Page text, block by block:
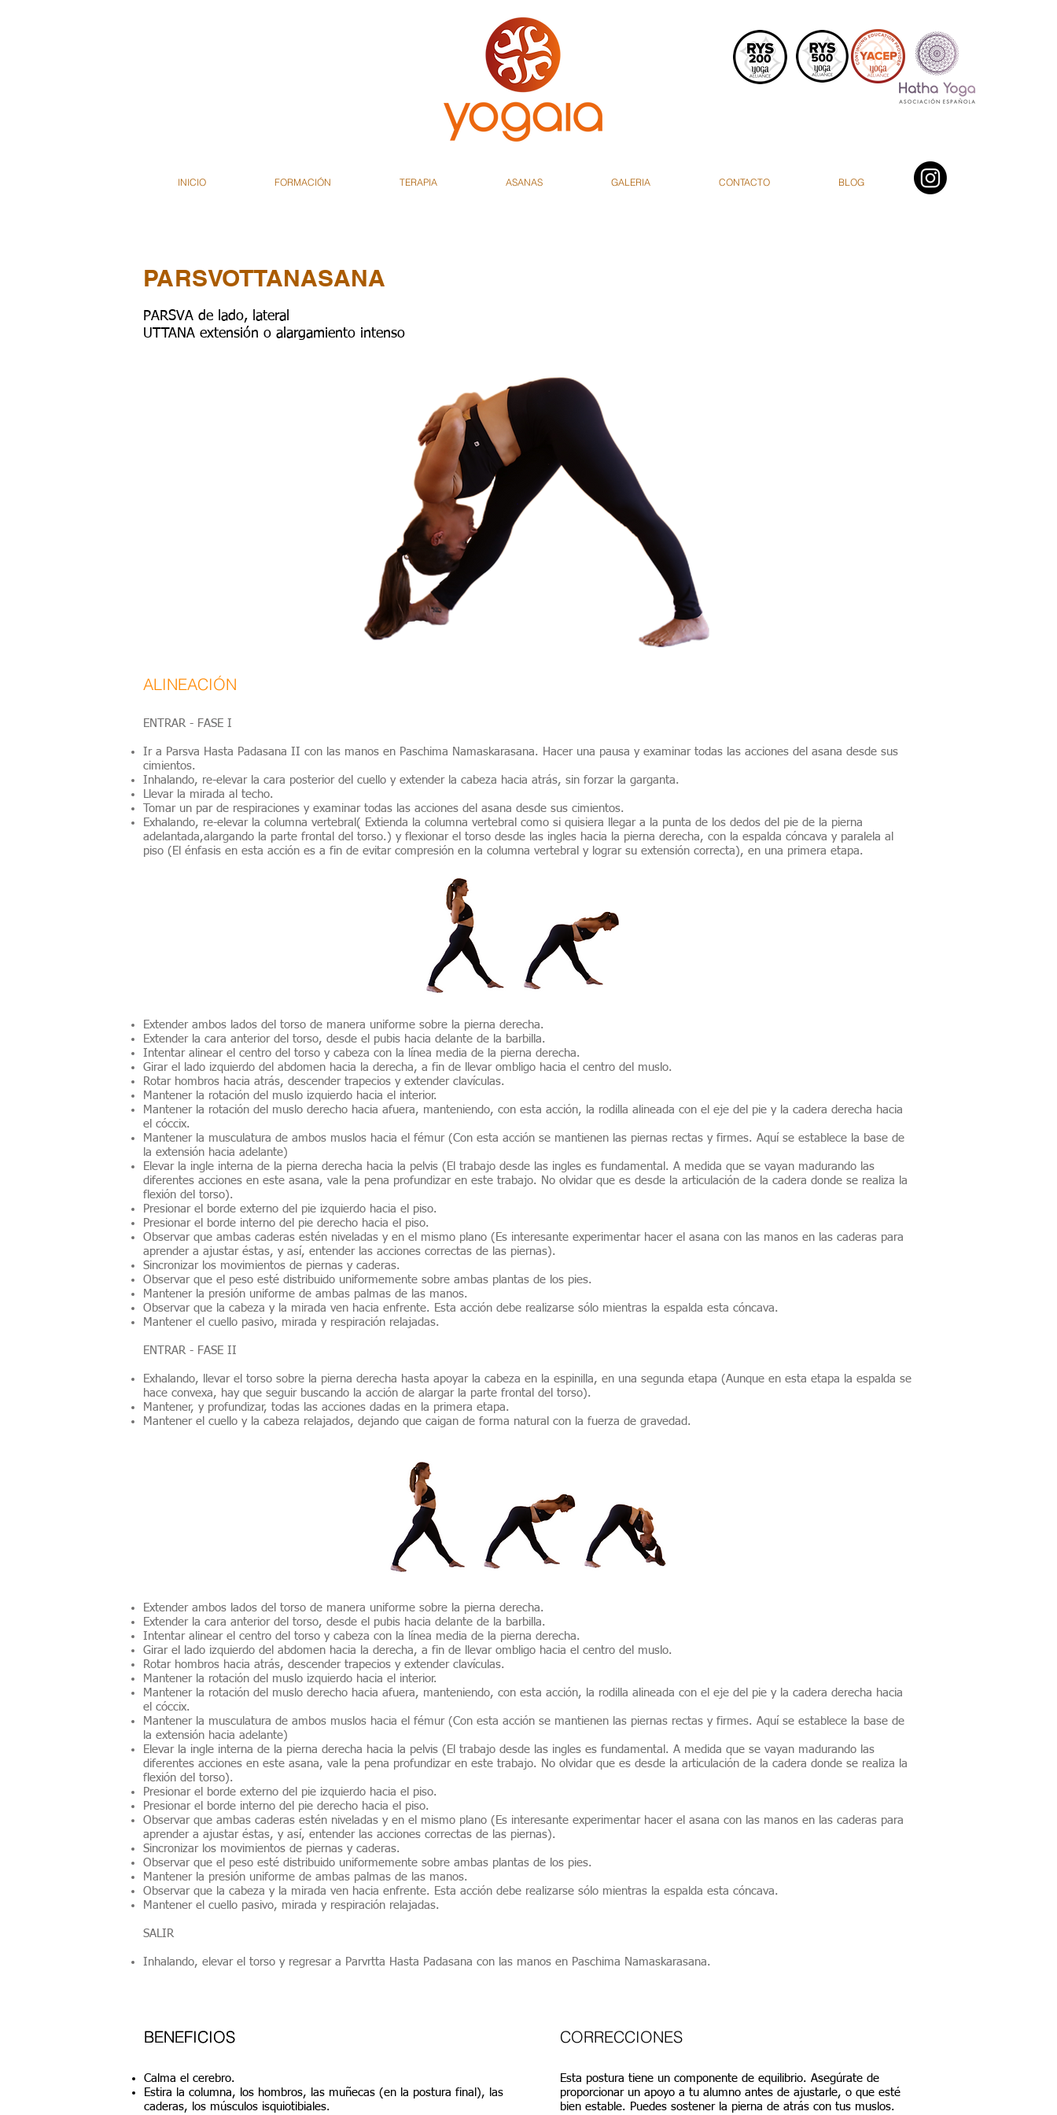
INICIO FORMACIÓN TERAPIA ASANAS GALERIA CONTACTO BLOG
PARSVOTTANASANA
PARSVA de lado, lateral
UTTANA extensión o alargamiento intenso
ALINEACIÓN
ENTRAR - FASE I
Ir a Parsva Hasta Padasana II con las manos en Paschima Namaskarasana. Hacer una pausa y examinar todas las acciones del asana desde sus
cimientos.
Inhalando, re-elevar la cara posterior del cuello y extender la cabeza hacia atrás, sin forzar la garganta.
Llevar la mirada al techo.
Tomar un par de respiraciones y examinar todas las acciones del asana desde sus cimientos.
Exhalando, re-elevar la columna vertebral( Extienda la columna vertebral como si quisiera llegar a la punta de los dedos del pie de la pierna
adelantada,alargando la parte frontal del torso.) y flexionar el torso desde las ingles hacia la pierna derecha, con la espalda cóncava y paralela al
piso (El énfasis en esta acción es a fin de evitar compresión en la columna vertebral y lograr su extensión correcta), en una primera etapa.
Extender ambos lados del torso de manera uniforme sobre la pierna derecha.
Extender la cara anterior del torso, desde el pubis hacia delante de la barbilla.
Intentar alinear el centro del torso y cabeza con la línea media de la pierna derecha.
Girar el lado izquierdo del abdomen hacia la derecha, a fin de llevar ombligo hacia el centro del muslo.
Rotar hombros hacia atrás, descender trapecios y extender clavículas.
Mantener la rotación del muslo izquierdo hacia el interior.
Mantener la rotación del muslo derecho hacia afuera, manteniendo, con esta acción, la rodilla alineada con el eje del pie y la cadera derecha hacia
el cóccix.
Mantener la musculatura de ambos muslos hacia el fémur (Con esta acción se mantienen las piernas rectas y firmes. Aquí se establece la base de
la extensión hacia adelante)
Elevar la ingle interna de la pierna derecha hacia la pelvis (El trabajo desde las ingles es fundamental. A medida que se vayan madurando las
diferentes acciones en este asana, vale la pena profundizar en este trabajo. No olvidar que es desde la articulación de la cadera donde se realiza la
flexión del torso).
Presionar el borde externo del pie izquierdo hacia el piso.
Presionar el borde interno del pie derecho hacia el piso.
Observar que ambas caderas estén niveladas y en el mismo plano (Es interesante experimentar hacer el asana con las manos en las caderas para
aprender a ajustar éstas, y así, entender las acciones correctas de las piernas).
Sincronizar los movimientos de piernas y caderas.
Observar que el peso esté distribuido uniformemente sobre ambas plantas de los pies.
Mantener la presión uniforme de ambas palmas de las manos.
Observar que la cabeza y la mirada ven hacia enfrente. Esta acción debe realizarse sólo mientras la espalda esta cóncava.
Mantener el cuello pasivo, mirada y respiración relajadas.
ENTRAR - FASE II
Exhalando, llevar el torso sobre la pierna derecha hasta apoyar la cabeza en la espinilla, en una segunda etapa (Aunque en esta etapa la espalda se
hace convexa, hay que seguir buscando la acción de alargar la parte frontal del torso).
Mantener, y profundizar, todas las acciones dadas en la primera etapa.
Mantener el cuello y la cabeza relajados, dejando que caigan de forma natural con la fuerza de gravedad.
Extender ambos lados del torso de manera uniforme sobre la pierna derecha.
Extender la cara anterior del torso, desde el pubis hacia delante de la barbilla.
Intentar alinear el centro del torso y cabeza con la línea media de la pierna derecha.
Girar el lado izquierdo del abdomen hacia la derecha, a fin de llevar ombligo hacia el centro del muslo.
Rotar hombros hacia atrás, descender trapecios y extender clavículas.
Mantener la rotación del muslo izquierdo hacia el interior.
Mantener la rotación del muslo derecho hacia afuera, manteniendo, con esta acción, la rodilla alineada con el eje del pie y la cadera derecha hacia
el cóccix.
Mantener la musculatura de ambos muslos hacia el fémur (Con esta acción se mantienen las piernas rectas y firmes. Aquí se establece la base de
la extensión hacia adelante)
Elevar la ingle interna de la pierna derecha hacia la pelvis (El trabajo desde las ingles es fundamental. A medida que se vayan madurando las
diferentes acciones en este asana, vale la pena profundizar en este trabajo. No olvidar que es desde la articulación de la cadera donde se realiza la
flexión del torso).
Presionar el borde externo del pie izquierdo hacia el piso.
Presionar el borde interno del pie derecho hacia el piso.
Observar que ambas caderas estén niveladas y en el mismo plano (Es interesante experimentar hacer el asana con las manos en las caderas para
aprender a ajustar éstas, y así, entender las acciones correctas de las piernas).
Sincronizar los movimientos de piernas y caderas.
Observar que el peso esté distribuido uniformemente sobre ambas plantas de los pies.
Mantener la presión uniforme de ambas palmas de las manos.
Observar que la cabeza y la mirada ven hacia enfrente. Esta acción debe realizarse sólo mientras la espalda esta cóncava.
Mantener el cuello pasivo, mirada y respiración relajadas.​
SALIR
Inhalando, elevar el torso y regresar a Parvrtta Hasta Padasana con las manos en Paschima Namaskarasana.
BENEFICIOS
BENEFICIOS
Calma el cerebro.
Estira la columna, los hombros, las muñecas (en la postura final), las
caderas, los músculos isquiotibiales.
CORRECCIONES
Esta postura tiene un componente de equilibrio. Asegúrate de
proporcionar un apoyo a tu alumno antes de ajustarle, o que esté
bien estable. Puedes sostener la pierna de atrás con tus muslos.